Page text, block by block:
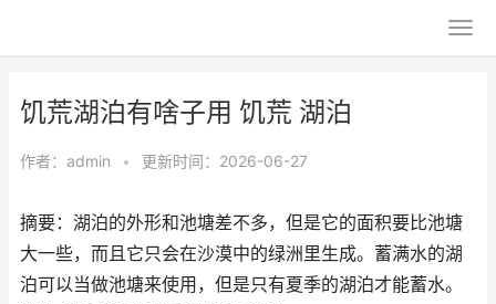
饥荒湖泊有啥子用 饥荒 湖泊
作者： admin • 更新时间：2026-06-27
摘要：湖泊的外形和池塘差不多，但是它的面积要比池塘
大一些，而且它只会在沙漠中的绿洲里生成。蓄满水的湖
泊可以当做池塘来使用，但是只有夏季的湖泊才能蓄水。